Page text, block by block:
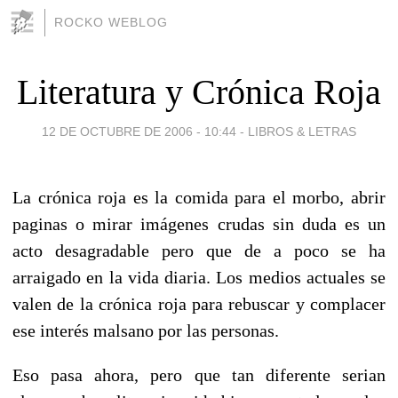
ROCKO WEBLOG
Literatura y Crónica Roja
12 DE OCTUBRE DE 2006 - 10:44 - LIBROS & LETRAS
La crónica roja es la comida para el morbo, abrir
paginas o mirar imágenes crudas sin duda es un
acto desagradable pero que de a poco se ha
arraigado en la vida diaria. Los medios actuales se
valen de la crónica roja para rebuscar y complacer
ese interés malsano por las personas.
Eso pasa ahora, pero que tan diferente serian